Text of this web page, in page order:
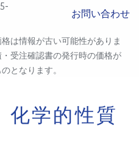
お問い合わせ
は情報が古い可能性がありま
受注確認書の発行時の価格が
となります。
化学的性質